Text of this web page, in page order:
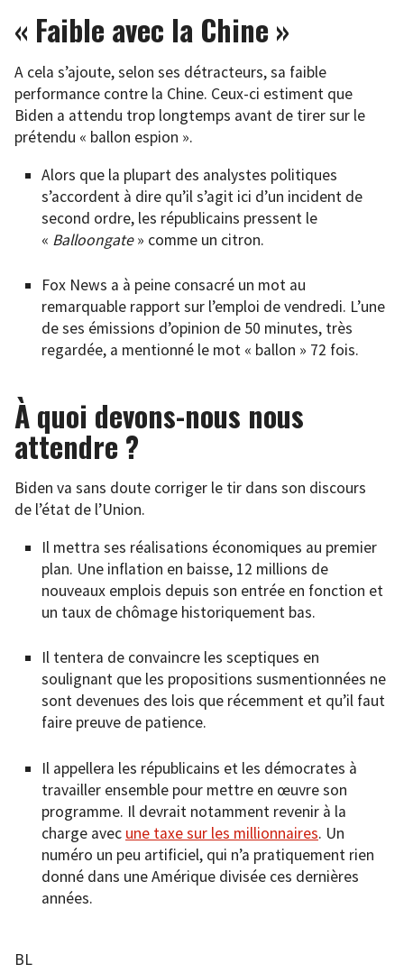
« Faible avec la Chine »
A cela s’ajoute, selon ses détracteurs, sa faible
performance contre la Chine. Ceux-ci estiment que
Biden a attendu trop longtemps avant de tirer sur le
prétendu « ballon espion ».
Alors que la plupart des analystes politiques
s’accordent à dire qu’il s’agit ici d’un incident de
second ordre, les républicains pressent le
« Balloongate» comme un citron.
Fox News a à peine consacré un mot au
remarquable rapport sur l’emploi de vendredi. L’une
de ses émissions d’opinion de 50 minutes, très
regardée, a mentionné le mot « ballon » 72 fois.
À quoi devons-nous nous
attendre ?
Biden va sans doute corriger le tir dans son discours
de l’état de l’Union.
Il mettra ses réalisations économiques au premier
plan. Une inflation en baisse, 12 millions de
nouveaux emplois depuis son entrée en fonction et
un taux de chômage historiquement bas.
Il tentera de convaincre les sceptiques en
soulignant que les propositions susmentionnées ne
sont devenues des lois que récemment et qu’il faut
faire preuve de patience.
Il appellera les républicains et les démocrates à
travailler ensemble pour mettre en œuvre son
programme. Il devrait notamment revenir à la
charge avec une taxe sur les millionnaires. Un
numéro un peu artificiel, qui n’a pratiquement rien
donné dans une Amérique divisée ces dernières
années.
BL